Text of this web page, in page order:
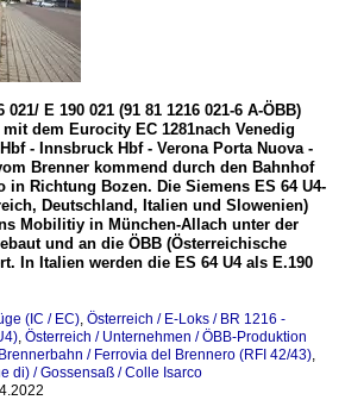
021/ E 190 021 (91 81 1216 021-6 A-ÖBB)
dem Eurocity EC 1281nach Venedig
- Innsbruck Hbf - Verona Porta Nuova -
Brenner kommend durch den Bahnhof
in Richtung Bozen. Die Siemens ES 64 U4-
Deutschland, Italien und Slowenien)
Mobilitiy in München-Allach unter der
und an die ÖBB (Österreichische
In Italien werden die ES 64 U4 als E.190
(IC / EC), Österreich / E-Loks / BR 1216 -
, Österreich / Unternehmen / ÖBB-Produktion
/ Ferrovia del Brennero (RFI 42/43),
di) / Gossensaß / Colle Isarco